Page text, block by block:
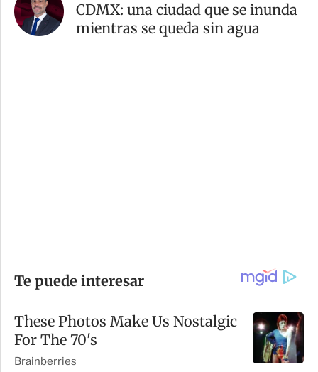
CDMX: una ciudad que se inunda
mientras se queda sin agua